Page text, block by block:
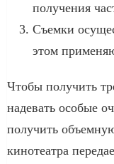
получения
Съемки
этом
Чтобы получить
надевать особые
получить
кинотеатра